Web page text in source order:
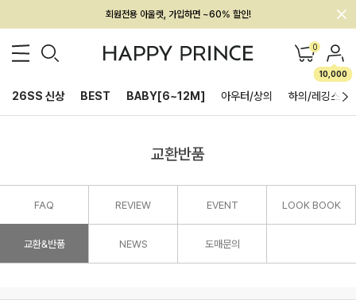
회원전용 아울렛, 가입하면 ~60% 할인!
멤버십 최대 28,000원 혜택 0
10,000
26SS 신상 BEST BABY[6~12M] 아우터/상의 하의/레깅스
교환반품
FAQ REVIEW EVENT LOOK BOOK
교환&반품 NEWS 도매문의